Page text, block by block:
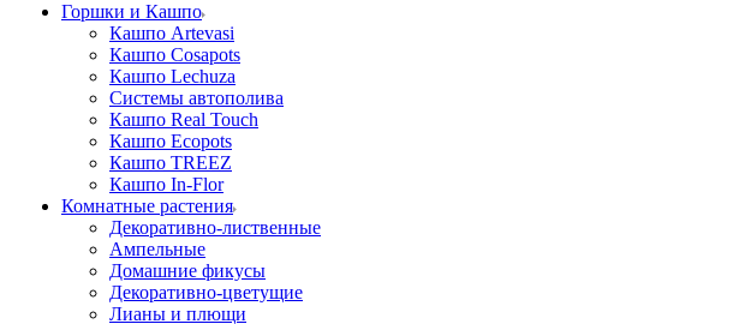
Горшки и Кашпо
Кашпо Artevasi
Кашпо Cosapots
Кашпо Lechuza
Системы автополива
Кашпо Real Touch
Кашпо Ecopots
Кашпо TREEZ
Кашпо In-Flor
Комнатные растения
Декоративно-лиственные
Ампельные
Домашние фикусы
Декоративно-цветущие
Лианы и плющи